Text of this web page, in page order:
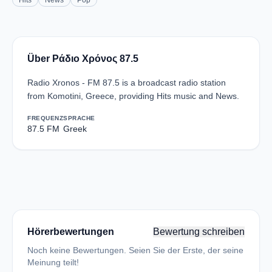
Über Ράδιο Χρόνος 87.5
Radio Xronos - FM 87.5 is a broadcast radio station
from Komotini, Greece, providing Hits music and News.
FREQUENZ
87.5 FM
SPRACHE
Greek
Hörerbewertungen Bewertung schreiben
Noch keine Bewertungen. Seien Sie der Erste, der seine
Meinung teilt!